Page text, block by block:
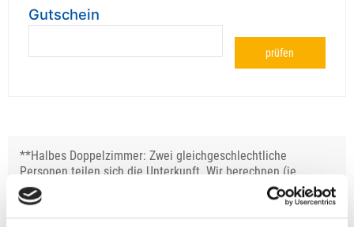
Gutschein
prüfen
**Halbes Doppelzimmer: Zwei gleichgeschlechtliche
Personen teilen sich die Unterkunft. Wir berechnen (je
nach Reise) bei Buchung entweder den halben, einen
reduzierten oder den gesamten Einzelzimmerzuschlag.
Finden wir eine/n Partner/in, dann erhältst Du den